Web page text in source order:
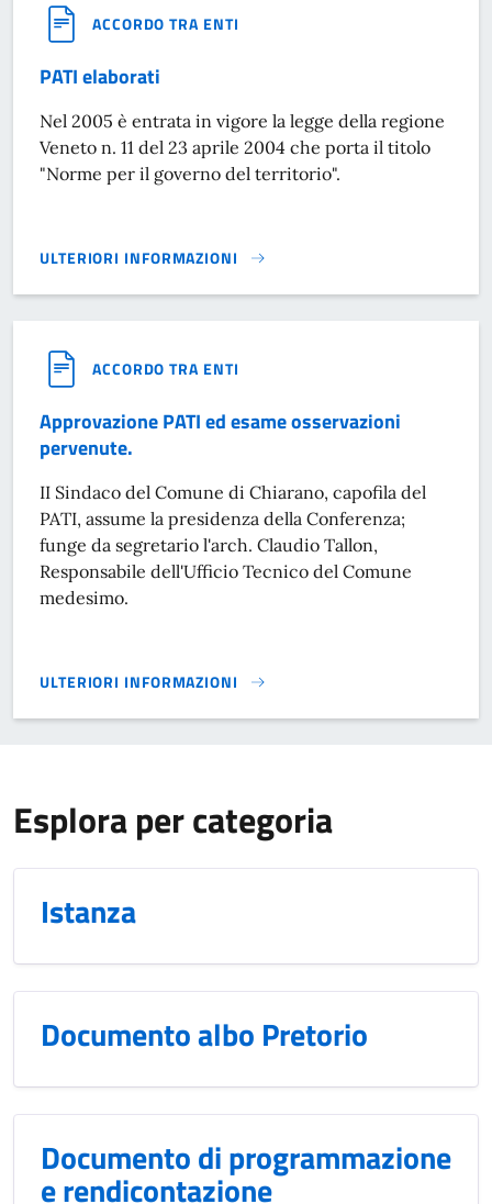
ACCORDO TRA ENTI
PATI elaborati
Nel 2005 è entrata in vigore la legge della regione
Veneto n. 11 del 23 aprile 2004 che porta il titolo
"Norme per il governo del territorio".
ULTERIORI INFORMAZIONI
PATI ELABORATI}
ACCORDO TRA ENTI
Approvazione PATI ed esame osservazioni
pervenute.
II Sindaco del Comune di Chiarano, capofila del
PATI, assume la presidenza della Conferenza;
funge da segretario l'arch. Claudio Tallon,
Responsabile dell'Ufficio Tecnico del Comune
medesimo.
ULTERIORI INFORMAZIONI
APPROVAZIONE PATI ED ESAME OSSERVAZIONI
Esplora per categoria
Istanza
Documento albo Pretorio
Documento di programmazione
e rendicontazione